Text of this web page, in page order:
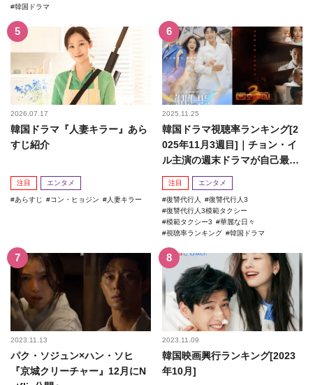
韓国ドラマ
2026.07.17
韓国ドラマ『人妻キラー』あら
すじ紹介
注目 エンタメ
あらすじ コン・ヒョジン 人妻キラー
2025.11.25
韓国ドラマ視聴率ランキング[2
025年11月3週目]｜チョン・イ
ル主演の週末ドラマが自己最高
記録を更新！
注目 エンタメ
復讐代行人
復讐代行人3
復讐代行人3模範タクシー
模範タクシー3
華麗な日々
視聴率ランキング
韓国ドラマ
2023.11.13
パク・ソジュン×ハン・ソヒ
『京城クリーチャー』12月にN
2023.11.09
韓国映画興行ランキング[2023
年10月]